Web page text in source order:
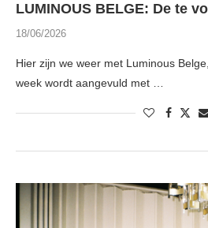
LUMINOUS BELGE: De te
18/06/2026
Hier zijn we weer met Luminous
week wordt aangevuld met …